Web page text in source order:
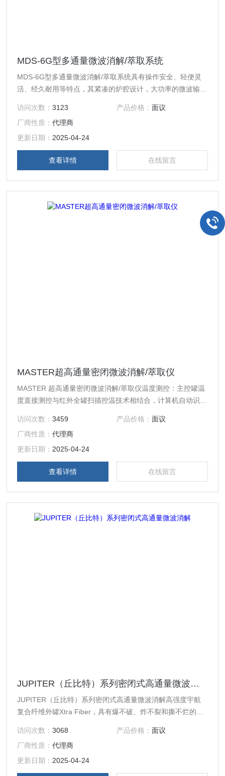
MDS-6G型多通量微波消解/萃取系统
MDS-6G型多通量微波消解/萃取系统具有操作安全、轻便灵
活、经久耐用等特点，其紧凑的炉腔设计，大功率的微波输
压片，实现定量安全泄压的同时，提高了样品的消解能力；同
时，多种安全机制保障实验人员的操作安全。
访问次数：3123 产品价格： 面议
厂商性质：代理商
更新日期： 2025-04-24
查看详情 在线留言
MASTER超高通量密闭微波消解/萃取仪
MASTER 超高通量密闭微波消解/萃取仪温度测控：主控罐温
度直接测控与红外全罐扫描控温技术相结合，计算机自动识别
更高，控制更可靠。
访问次数：3459 产品价格： 面议
厂商性质：代理商
更新日期： 2025-04-24
查看详情 在线留言
JUPITER（丘比特）系列密闭式高通量微波消解
JUPITER（丘比特）系列密闭式高通量微波消解高强度宇航
复合纤维外罐Xtra Fiber，具有爆不破、炸不裂和撕不烂的特
质外罐。PFA喷涂将复合纤维包裹，耐腐蚀性能（尤其在外罐
边缘处的防护能力）。耐压强度可达70MPa（约
10000psi），耐温600℃，使用者在情况下的操作安全。
访问次数：3068 产品价格： 面议
厂商性质：代理商
更新日期： 2025-04-24